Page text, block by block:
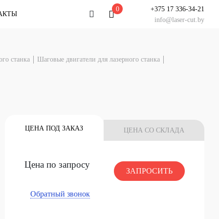
У Вас есть вопрос?
0
+375 17 336-34-21
info@laser-cut.by
станка
Шаговые двигатели для лазерного станка
ЦЕНА ПОД ЗАКАЗ ЦЕНА СО СКЛАДА
Цена по запросу
ЗАПРОСИТЬ
Обратный звонок